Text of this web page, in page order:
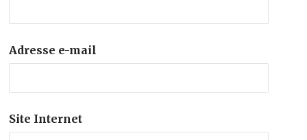
Adresse e-mail
Site Internet